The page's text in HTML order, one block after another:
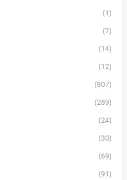
(1)
(2)
(14)
(12)
(807)
(289)
(24)
(30)
(69)
(91)